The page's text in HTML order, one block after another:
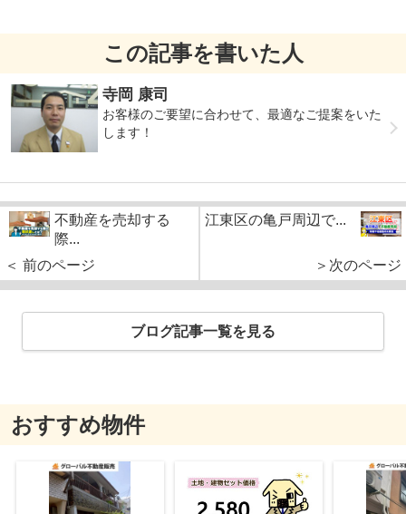
この記事を書いた人
寺岡 康司
お客様のご要望に合わせて、最適なご提案をいた
します！
不動産を売却する
際...
＜ 前のページ
江東区の亀戸周辺で...
＞次のページ
ブログ記事一覧を見る
おすすめ物件